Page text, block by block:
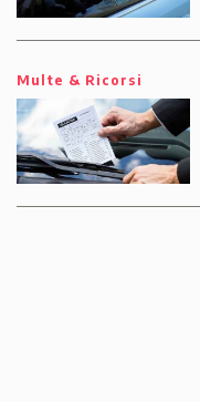
Multe & Ricorsi